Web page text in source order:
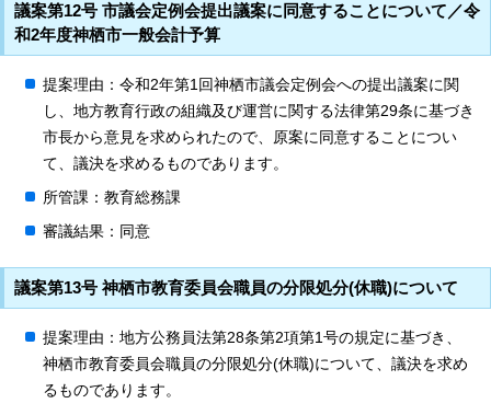
議案第12号 市議会定例会提出議案に同意することについて／令
和2年度神栖市一般会計予算
提案理由：令和2年第1回神栖市議会定例会への提出議案に関
し、地方教育行政の組織及び運営に関する法律第29条に基づき
市長から意見を求められたので、原案に同意することについ
て、議決を求めるものであります。
所管課：教育総務課
審議結果：同意
議案第13号 神栖市教育委員会職員の分限処分(休職)について
提案理由：地方公務員法第28条第2項第1号の規定に基づき、
神栖市教育委員会職員の分限処分(休職)について、議決を求め
るものであります。